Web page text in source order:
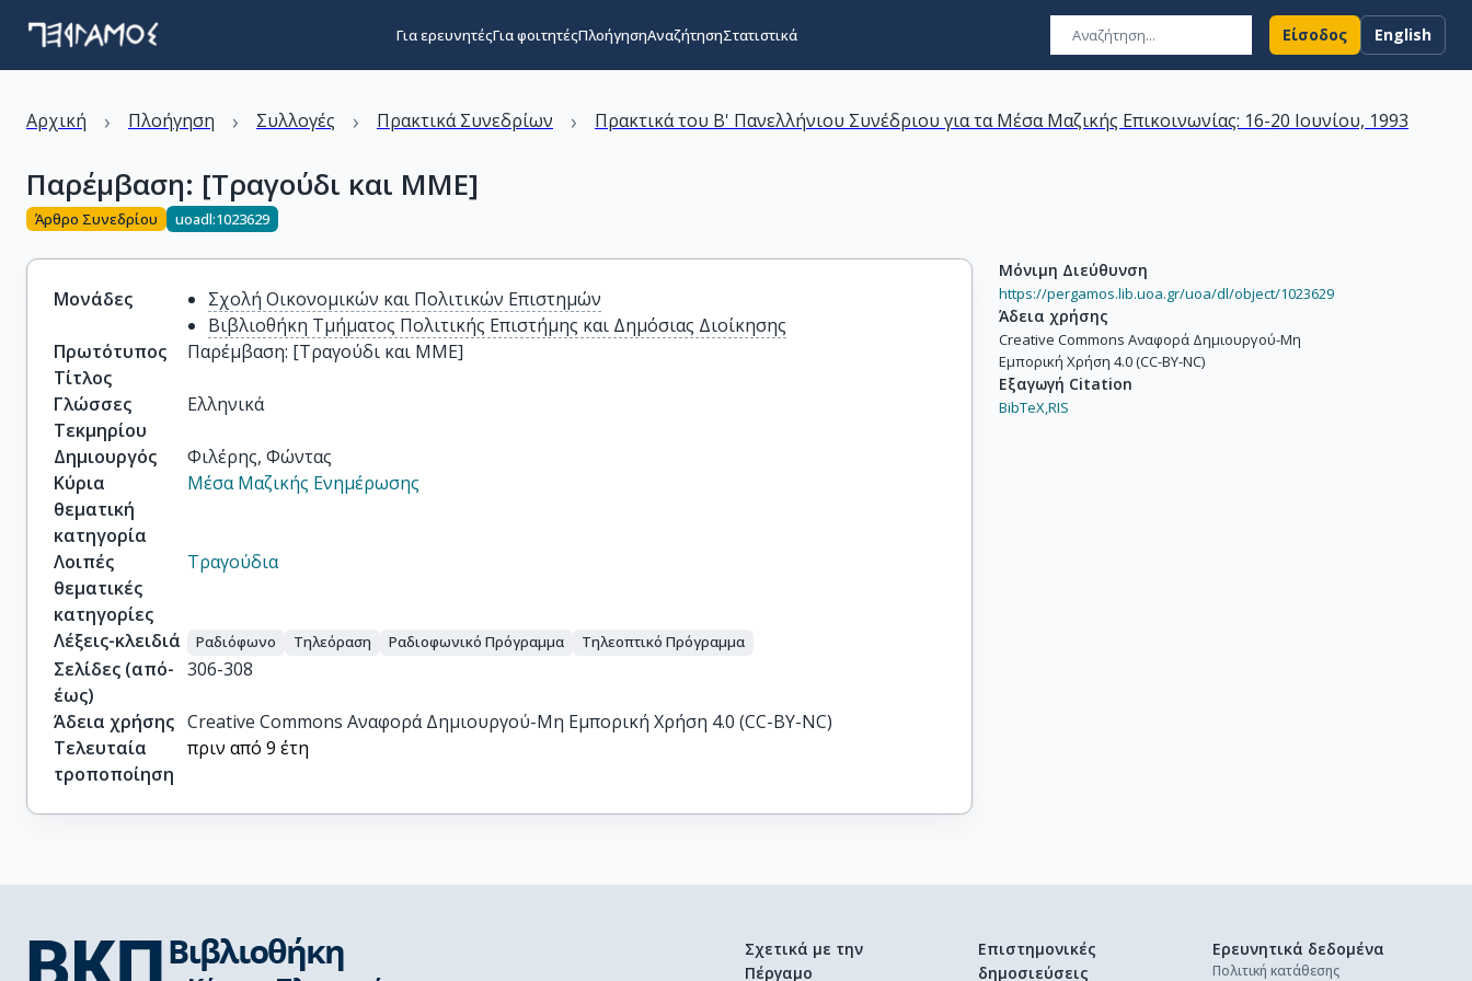
Για ερευνητέςΓια φοιτητέςΠλοήγησηΑναζήτησηΣτατιστικά Είσοδος English
Αρχική › Πλοήγηση › Συλλογές › Πρακτικά Συνεδρίων › Πρακτικά του Β' Πανελλήνιου Συνέδριου για τα Μέσα Μαζικής Επικοινωνίας: 16-20 Ιουνίου, 1993
Παρέμβαση: [Τραγούδι και ΜΜΕ]
Άρθρο Συνεδρίου uoadl:1023629
Μονάδες
Σχολή Οικονομικών και Πολιτικών Επιστημών
Βιβλιοθήκη Τμήματος Πολιτικής Επιστήμης και Δημόσιας Διοίκησης
Πρωτότυπος
Τίτλος
Παρέμβαση: [Τραγούδι και ΜΜΕ]
Γλώσσες
Τεκμηρίου
Ελληνικά
Δημιουργός
Φιλέρης, Φώντας
Κύρια
θεματική
κατηγορία
Μέσα Μαζικής Ενημέρωσης
Λοιπές
θεματικές
κατηγορίες
Τραγούδια
Λέξεις-κλειδιά Ραδιόφωνο Τηλεόραση Ραδιοφωνικό Πρόγραμμα Τηλεοπτικό Πρόγραμμα
Σελίδες (από-
έως)
306-308
Άδεια χρήσης Creative Commons Αναφορά Δημιουργού-Μη Εμπορική Χρήση 4.0 (CC-BY-NC)
Τελευταία
τροποποίηση
πριν από 9 έτη
Μόνιμη Διεύθυνση
https://pergamos.lib.uoa.gr/uoa/dl/object/1023629
Άδεια χρήσης
Creative Commons Αναφορά Δημιουργού-Μη
Εμπορική Χρήση 4.0 (CC-BY-NC)
Εξαγωγή Citation
BibTeX,RIS
Σχετικά με την
Πέργαμο
Επιστημονικές
δημοσιεύσεις
Ερευνητικά δεδομένα
Πολιτική κατάθεσης